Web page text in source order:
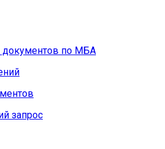
документов по МБА
запрос